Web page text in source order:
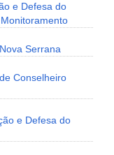
e Defesa do
Serrana
Conselheiro
e Defesa do